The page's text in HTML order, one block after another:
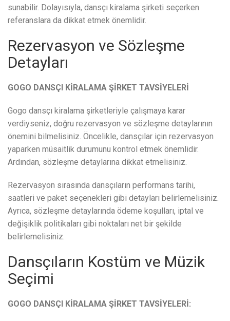
sunabilir. Dolayısıyla, dansçı kiralama şirketi seçerken
referanslara da dikkat etmek önemlidir.
Rezervasyon ve Sözleşme
Detayları
GOGO DANSÇI KİRALAMA ŞİRKET TAVSİYELERİ
Gogo dansçı kiralama şirketleriyle çalışmaya karar
verdiyseniz, doğru rezervasyon ve sözleşme detaylarının
önemini bilmelisiniz. Öncelikle, dansçılar için rezervasyon
yaparken müsaitlik durumunu kontrol etmek önemlidir.
Ardından, sözleşme detaylarına dikkat etmelisiniz.
Rezervasyon sırasında dansçıların performans tarihi,
saatleri ve paket seçenekleri gibi detayları belirlemelisiniz.
Ayrıca, sözleşme detaylarında ödeme koşulları, iptal ve
değişiklik politikaları gibi noktaları net bir şekilde
belirlemelisiniz.
Dansçıların Kostüm ve Müzik
Seçimi
GOGO DANSÇI KİRALAMA ŞİRKET TAVSİYELERİ: